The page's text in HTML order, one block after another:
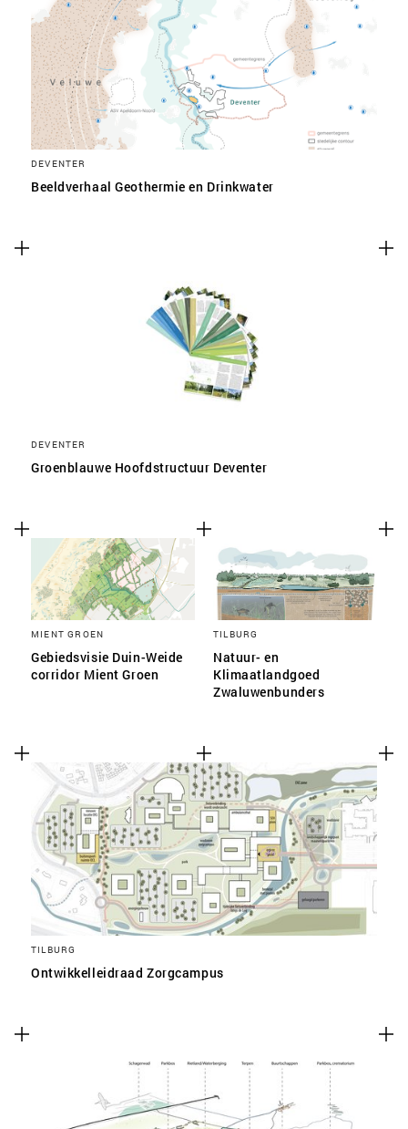
DEVENTER
Beeldverhaal Geothermie en Drinkwater
DEVENTER
Groenblauwe Hoofdstructuur Deventer
MIENT GROEN
Gebiedsvisie Duin-Weide
corridor Mient Groen
TILBURG
Natuur- en
Klimaatlandgoed
Zwaluwenbunders
TILBURG
Ontwikkelleidraad Zorgcampus
SLA VOORKEUREN OP